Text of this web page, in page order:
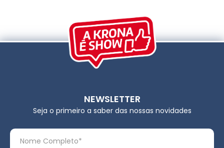
NEWSLETTER
Seja o primeiro a saber das nossas novidades